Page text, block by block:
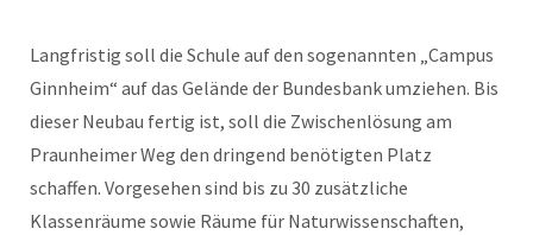
Langfristig soll die Schule auf den sogenannten „Campus
Ginnheim“ auf das Gelände der Bundesbank umziehen. Bis
dieser Neubau fertig ist, soll die Zwischenlösung am
Praunheimer Weg den dringend benötigten Platz
schaffen. Vorgesehen sind bis zu 30 zusätzliche
Klassenräume sowie Räume für Naturwissenschaften,